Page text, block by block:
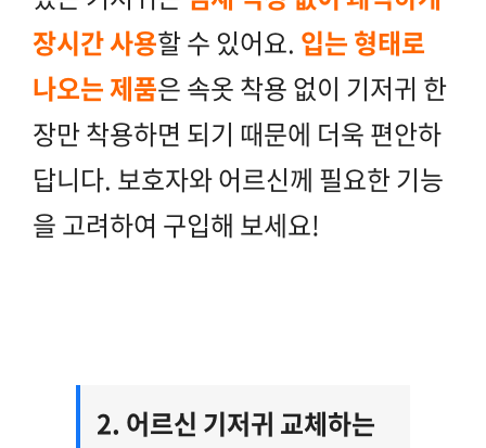
장시간 사용할 수 있어요. 입는 형태로
나오는 제품은 속옷 착용 없이 기저귀 한
장만 착용하면 되기 때문에 더욱 편안하
답니다. 보호자와 어르신께 필요한 기능
을 고려하여 구입해 보세요!
2. 어르신 기저귀 교체하는